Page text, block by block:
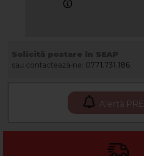
sau contactează-ne: 0771.731.186
Alertă